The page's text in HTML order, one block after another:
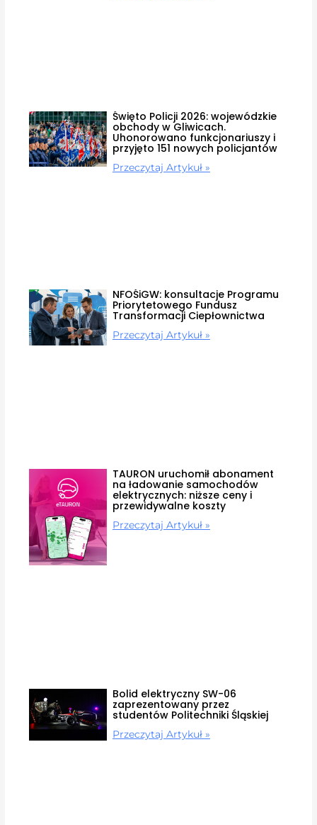
Święto Policji 2026: wojewódzkie
obchody w Gliwicach.
Uhonorowano funkcjonariuszy i
przyjęto 151 nowych policjantów
Przeczytaj Artykuł »
NFOŚiGW: konsultacje Programu
Priorytetowego Fundusz
Transformacji Ciepłownictwa
Przeczytaj Artykuł »
TAURON uruchomił abonament
na ładowanie samochodów
elektrycznych: niższe ceny i
przewidywalne koszty
Przeczytaj Artykuł »
Bolid elektryczny SW-06
zaprezentowany przez
studentów Politechniki Śląskiej
Przeczytaj Artykuł »